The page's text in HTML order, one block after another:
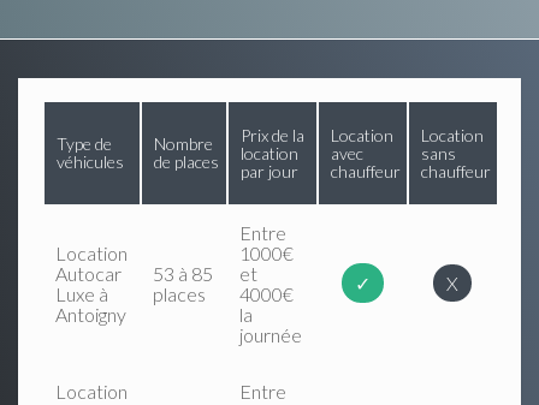
Type de
véhicules
Nombre
de places
Prix de la
location
par jour
Location
avec
chauffeur
Location
sans
chauffeur
Location
Autocar
Luxe à
Antoigny
53 à 85
places
Entre
1000€
et
4000€
la
journée
✓ X
Location
Entre